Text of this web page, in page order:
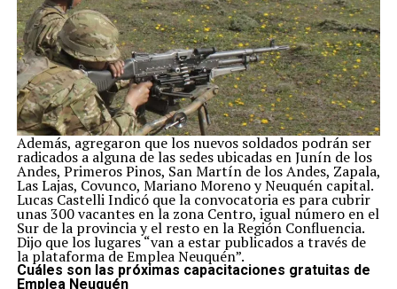
Además, agregaron que los nuevos soldados podrán ser
radicados a alguna de las sedes ubicadas en Junín de los
Andes, Primeros Pinos, San Martín de los Andes, Zapala,
Las Lajas, Covunco, Mariano Moreno y Neuquén capital.
Lucas Castelli Indicó que la convocatoria es para cubrir
unas 300 vacantes en la zona Centro, igual número en el
Sur de la provincia y el resto en la Región Confluencia.
Dijo que los lugares “van a estar publicados a través de
la plataforma de Emplea Neuquén”.
Cuáles son las próximas capacitaciones gratuitas de
Emplea Neuquén